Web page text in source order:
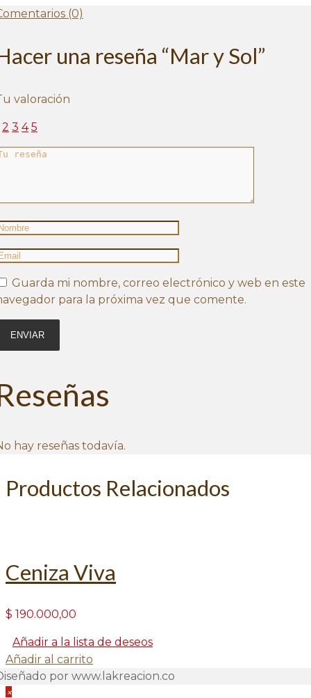
(0)
una reseña “Mar y Sol”
valoración
2 3 4 5
Guarda mi nombre, correo electrónico y web en este
para la próxima vez que comente.
hay reseñas todavía.
Productos Relacionados
Ceniza Viva
$ 190.000,00
Añadir a la lista de deseos
Añadir al carrito
por www.lakreacion.co
×